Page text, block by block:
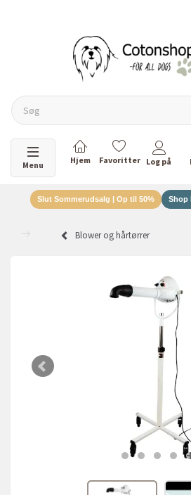
Skifte navigation
Menu
Slut Sommerudsalg | Op til 50% Shop
Blower og hårtørrer